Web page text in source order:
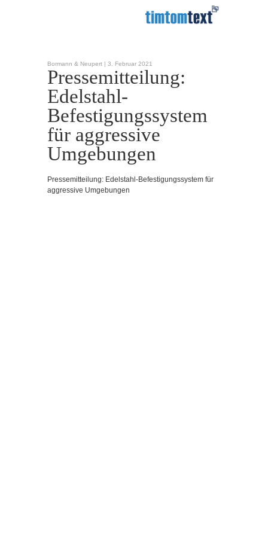
Bormann & Neupert | 3. Februar 2021
Pressemitteilung:
Edelstahl-
Befestigungssystem
für aggressive
Umgebungen
Pressemitteilung: Edelstahl-Befestigungssystem für
aggressive Umgebungen